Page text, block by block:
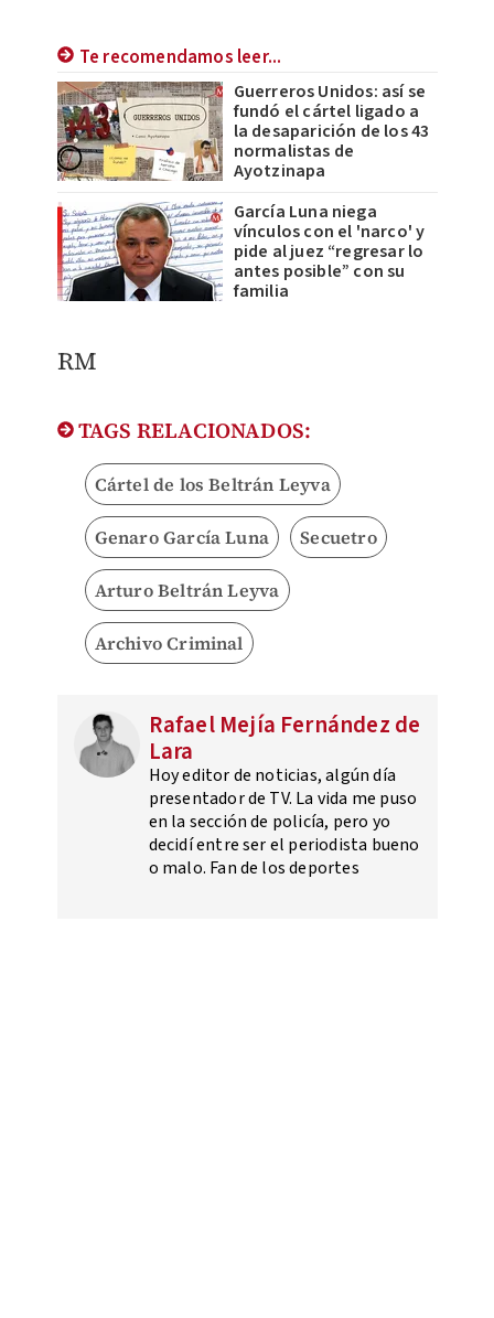
Te recomendamos leer...
Guerreros Unidos: así se
fundó el cártel ligado a
la desaparición de los 43
normalistas de
Ayotzinapa
García Luna niega
vínculos con el 'narco' y
pide al juez “regresar lo
antes posible” con su
familia
RM
TAGS RELACIONADOS:
Cártel de los Beltrán Leyva
Genaro García Luna Secuetro
Arturo Beltrán Leyva
Archivo Criminal
Rafael Mejía Fernández de
Lara
Hoy editor de noticias, algún día
presentador de TV. La vida me puso
en la sección de policía, pero yo
decidí entre ser el periodista bueno
o malo. Fan de los deportes